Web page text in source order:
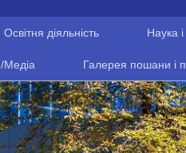
Освітня діяльність Наука
Медіа Галерея пошани і